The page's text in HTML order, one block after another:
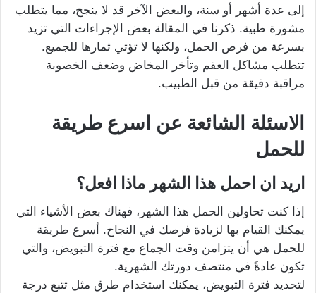
إلى عدة أشهر أو سنة، والبعض الآخر قد لا ينجح، مما يتطلب
مشورة طبية. ذكرنا في المقالة بعض الإجراءات التي تزيد
بسرعة من فرص الحمل، ولكنها لا تؤتي ثمارها للجميع.
تتطلب مشاكل العقم وتأخر المخاض وضعف الخصوبة
مراقبة دقيقة من قبل الطبيب.
الاسئلة الشائعة عن اسرع طريقة
للحمل
اريد ان احمل هذا الشهر ماذا افعل؟
إذا كنت تحاولين الحمل هذا الشهر، فهناك بعض الأشياء التي
يمكنك القيام بها لزيادة فرصك في النجاح. أسرع طريقة
للحمل هي أن يتزامن وقت الجماع مع فترة التبويض، والتي
تكون عادةً في منتصف دورتك الشهرية.
لتحديد فترة التبويض، يمكنك استخدام طرق مثل تتبع درجة